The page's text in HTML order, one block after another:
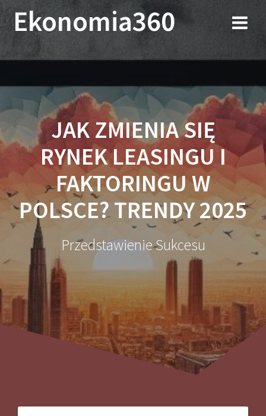
do
treści
Ekonomia360
JAK ZMIENIA SIĘ
RYNEK LEASINGU I
FAKTORINGU W
POLSCE? TRENDY 2025
Przedstawienie Sukcesu